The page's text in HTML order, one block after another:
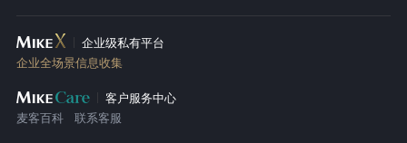
企业级私有平台
企业全场景信息收集
客户服务中心
麦客百科
联系客服